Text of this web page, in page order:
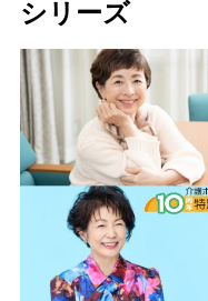
シリーズ